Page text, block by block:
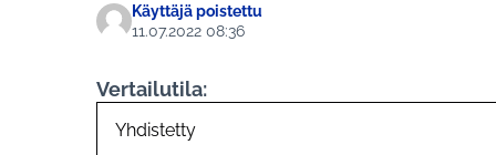
Käyttäjä poistettu
11.07.2022 08:36
Vertailutila: